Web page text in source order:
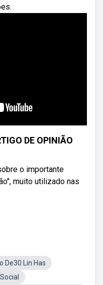
DE OPINIÃO
o importante
muito utilizado nas
De30 Lin Has